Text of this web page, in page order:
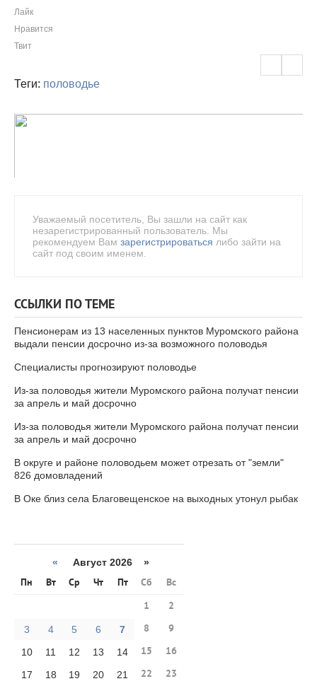
Лайк
Нравится
Твит
Теги: половодье
Уважаемый посетитель, Вы зашли на сайт как
незарегистрированный пользователь. Мы
рекомендуем Вам зарегистрироваться либо зайти на
сайт под своим именем.
ССЫЛКИ ПО ТЕМЕ
Пенсионерам из 13 населенных пунктов Муромского района
выдали пенсии досрочно из-за возможного половодья
Специалисты прогнозируют половодье
Из-за половодья жители Муромского района получат пенсии
за апрель и май досрочно
Из-за половодья жители Муромского района получат пенсии
за апрель и май досрочно
В округе и районе половодьем может отрезать от "земли"
826 домовладений
В Оке близ села Благовещенское на выходных утонул рыбак
« Август 2026 »
Пн Вт Ср Чт Пт Сб
Вс
1
2
3 4 5 6 7 8 9
10 11 12 13 14 15 16
17 18 19 20 21 22 23